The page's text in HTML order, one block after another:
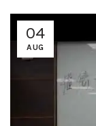
04
AUG